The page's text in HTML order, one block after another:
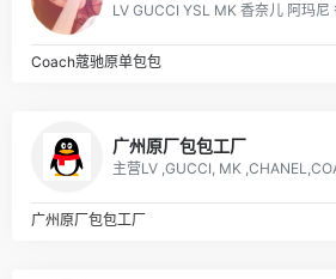
LV GUCCI YSL MK 香奈儿 阿玛尼
Coach蔻驰原单包包
广州原厂包包工厂
广州原厂包包工厂